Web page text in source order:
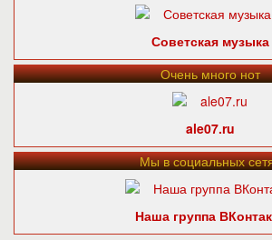
Советская музыка
Очень много нот
ale07.ru
Мы в социальных
Наша группа